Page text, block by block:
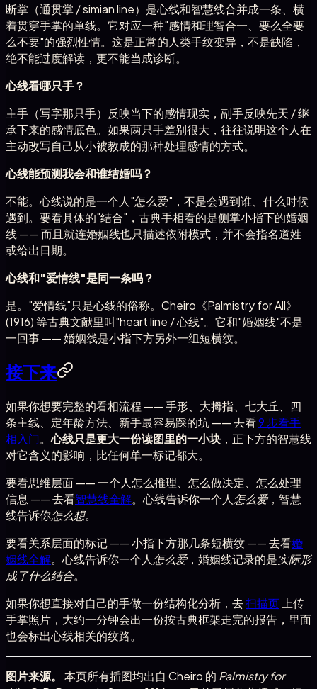
断掌（通贯掌 / simian line）是心线和智慧线合并成一条、横
着贯穿手掌的单线。它对应一种"感情和理智合一、要么全要
么不要"的强烈性情。这是正常的人类手纹变异，不是缺陷，
绝不能过度解读，更不能当成诊断。
心线看哪只手？
主手（写字那只手）反映当下的感情现实，副手反映先天 / 继
承下来的感情底色。如果两只手差别很大，往往说明这个人在
主动改写自己从小被教成的那种处理感情的方式。
心线能预测我会和谁结婚吗？
不能。心线说的是一个人"怎么爱"，不是会遇到谁、什么时候
遇到。要看具体的"结合"，古典手相看的是侧掌小指下的婚姻
线 —— 而且就连婚姻线也只描述依附模式，并不会指名道姓
或给出日期。
心线和"爱情线"是同一条吗？
是。"爱情线"只是心线的俗称。Cheiro《Palmistry for All》
(1916) 等古典文献里叫"heart line / 心线"。它和"婚姻线"不是
一回事 —— 婚姻线是小指下方另外一组短横纹。
接下来
如果你想要完整的看相流程 —— 手形、大拇指、七大丘、四
条主线、定年龄方法、新手最容易踩的坑 —— 去看9 步看手
相入门。心线只是更大一份读图里的一小块 ，正下方的智慧线
对它含义的影响，比任何单一标记都大。
要看思维层面 —— 一个人怎么推理、怎么做决定、怎么处理
信息 —— 去看智慧线全解。心线告诉你一个人 怎么爱，智慧
线告诉你怎么想。
要看关系层面的标记 —— 小指下方那几条短横纹 —— 去看婚
姻线全解。心线告诉你一个人 怎么爱，婚姻线记录的是实际形
成了什么结合。
如果你想直接对自己的手做一份结构化分析，去扫描页 上传
手掌照片，大约一分钟会出一份按古典框架走完的报告，里面
也会标出心线相关的纹路。
图片来源。 本页所有插图均出自 Cheiro 的 Palmistry for